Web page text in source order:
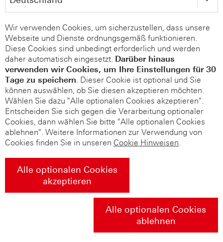
Wir verwenden Cookies, um sicherzustellen, dass unsere
Webseite und Dienste ordnungsgemäß funktionieren.
Diese Cookies sind unbedingt erforderlich und werden
daher automatisch eingesetzt. Darüber hinaus
verwenden wir Cookies, um Ihre Einstellungen für 30
Tage zu speichern. Dieser Cookie ist optional und Sie
können auswählen, ob Sie diesen akzeptieren möchten.
Wählen Sie dazu "Alle optionalen Cookies akzeptieren".
Entscheiden Sie sich gegen die Verarbeitung optionaler
Cookies, dann wählen Sie bitte "Alle optionalen Cookies
ablehnen". Weitere Informationen zur Verwendung von
Cookies finden Sie in unseren Cookie Hinweisen.
Alle optionalen Cookies
akzeptieren
Alle optionalen Cookies
ablehnen